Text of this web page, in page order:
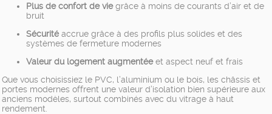
Plus de confort de viegrâce à moins de courants d’air et de
bruit
Sécurité accrue grâce à des profils plus solides et des
systèmes de fermeture modernes
Valeur du logement augmentéeet aspect neuf et frais
Que vous choisissiez le PVC, l’aluminium ou le bois, les châssis et
portes modernes offrent une valeur d’isolation bien supérieure aux
anciens modèles, surtout combinés avec du vitrage à haut
rendement.